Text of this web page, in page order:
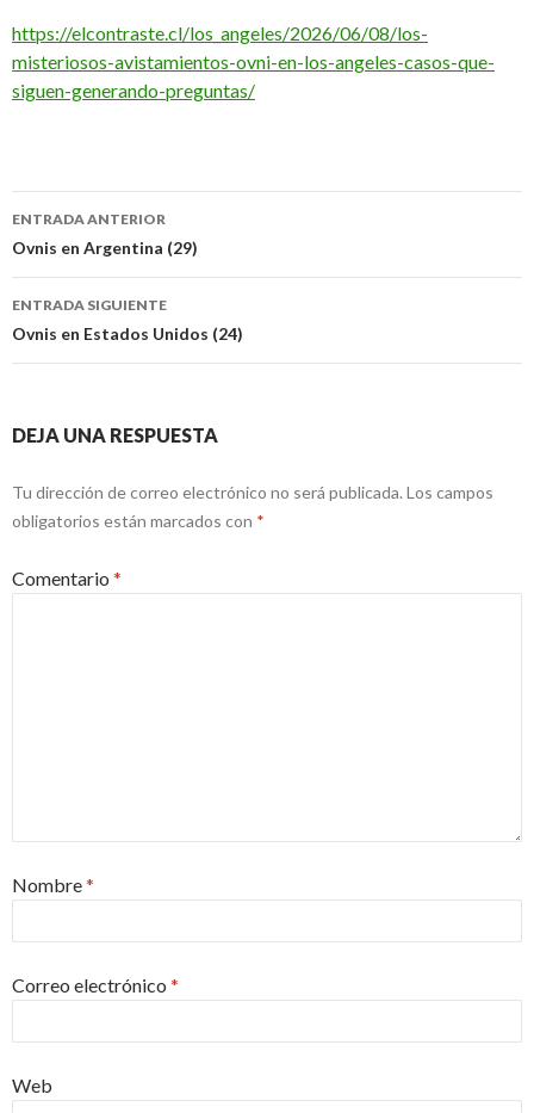
https://elcontraste.cl/los_angeles/2026/06/08/los-
misteriosos-avistamientos-ovni-en-los-angeles-casos-que-
siguen-generando-preguntas/
Navegación
de
entradas
ENTRADA ANTERIOR
Ovnis en Argentina (29)
ENTRADA SIGUIENTE
Ovnis en Estados Unidos (24)
DEJA UNA RESPUESTA
Tu dirección de correo electrónico no será publicada. Los campos
obligatorios están marcados con *
Comentario *
Nombre*
Correo electrónico *
Web